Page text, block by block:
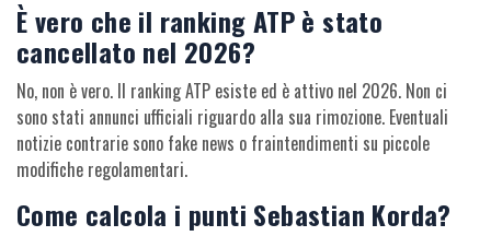
È vero che il ranking ATP è stato
cancellato nel 2026?
No, non è vero. Il ranking ATP esiste ed è attivo nel 2026. Non ci
sono stati annunci ufficiali riguardo alla sua rimozione. Eventuali
notizie contrarie sono fake news o fraintendimenti su piccole
modifiche regolamentari.
Come calcola i punti Sebastian Korda?